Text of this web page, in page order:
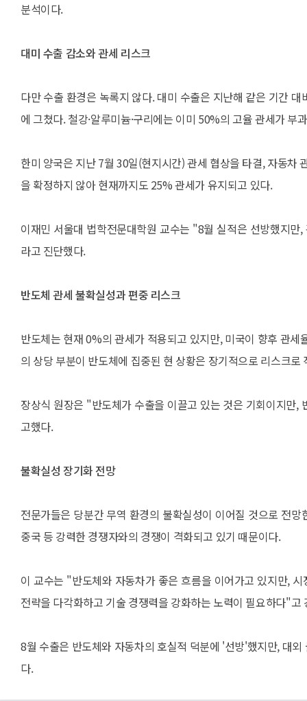
분석이다.
대미 수출 감소와 관세 리스크
다만 수출 환경은 녹록지 않다. 대미 수출은 지난해 같은 기간
에 그쳤다. 철강·알루미늄·구리에는 이미 50%의 고율 관세가
한미 양국은 지난 7월 30일(현지시간) 관세 협상을 타결, 자동
을 확정하지 않아 현재까지도 25% 관세가 유지되고 있다.
이재민 서울대 법학전문대학원 교수는 "8월 실적은 선방했지
라고 진단했다.
반도체 관세 불확실성과 편중 리스크
반도체는 현재 0%의 관세가 적용되고 있지만, 미국이 향후 관
의 상당 부분이 반도체에 집중된 현 상황은 장기적으로 리스크로
장상식 원장은 "반도체가 수출을 이끌고 있는 것은 기회이지만
고했다.
불확실성 장기화 전망
전문가들은 당분간 무역 환경의 불확실성이 이어질 것으로 전
중국 등 강력한 경쟁자와의 경쟁이 격화되고 있기 때문이다.
이 교수는 "반도체와 자동차가 좋은 흐름을 이어가고 있지만,
전략을 다각화하고 기술 경쟁력을 강화하는 노력이 필요하다"고
8월 수출은 반도체와 자동차의 호실적 덕분에 '선방'했지만, 대
다.